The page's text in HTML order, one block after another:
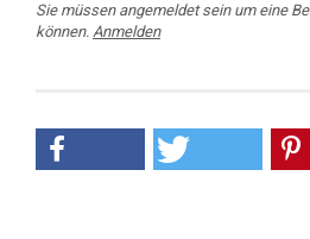
Sie müssen angemeldet sein um eine
können. Anmelden